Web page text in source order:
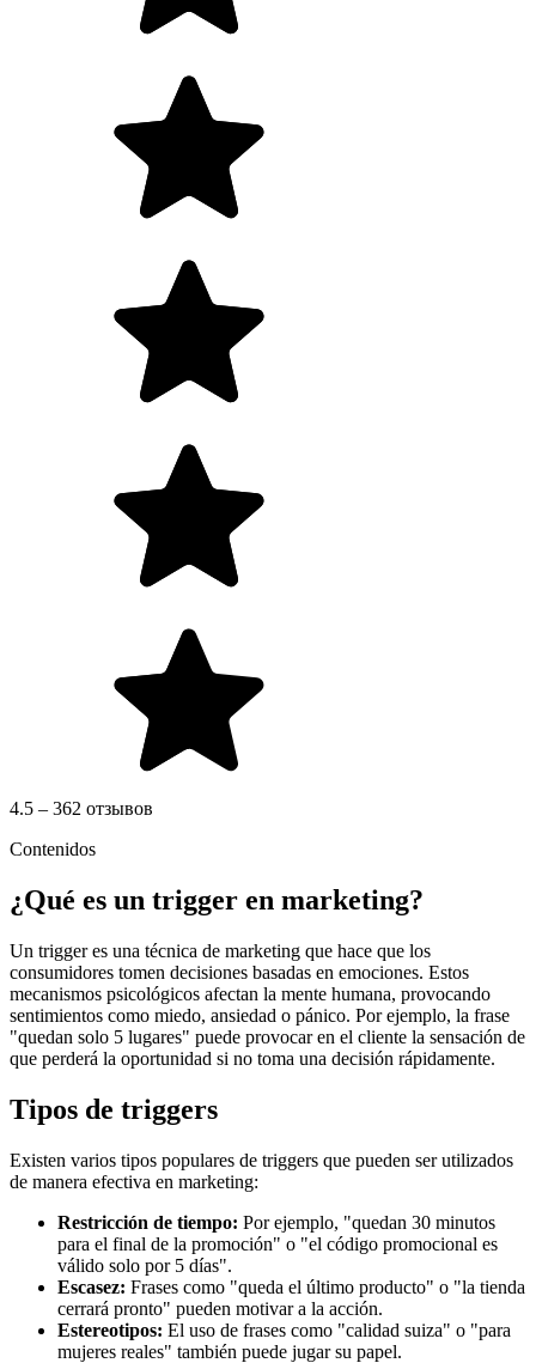
4.5 – 362 отзывов
Contenidos
¿Qué es un trigger en marketing?
Un trigger es una técnica de marketing que hace que los
consumidores tomen decisiones basadas en emociones. Estos
mecanismos psicológicos afectan la mente humana, provocando
sentimientos como miedo, ansiedad o pánico. Por ejemplo, la frase
"quedan solo 5 lugares" puede provocar en el cliente la sensación de
que perderá la oportunidad si no toma una decisión rápidamente.
Tipos de triggers
Existen varios tipos populares de triggers que pueden ser utilizados
de manera efectiva en marketing:
Restricción de tiempo: Por ejemplo, "quedan 30 minutos
para el final de la promoción" o "el código promocional es
válido solo por 5 días".
Escasez: Frases como "queda el último producto" o "la tienda
cerrará pronto" pueden motivar a la acción.
Estereotipos: El uso de frases como "calidad suiza" o "para
mujeres reales" también puede jugar su papel.